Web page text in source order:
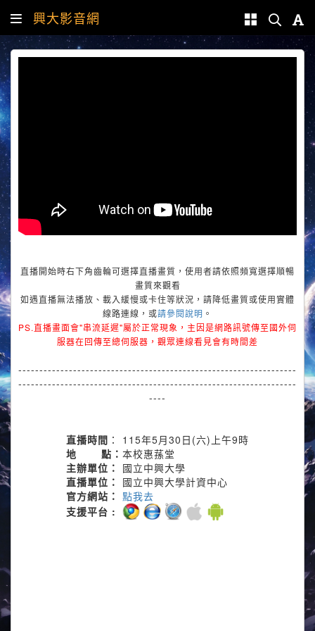
興大影音網
直播開始時右下角齒輪可選擇直播畫質，使用者請依照頻寬選擇順暢
畫質來觀看
如遇直播無法播放、載入緩慢或卡住等狀況，請降低畫質或使用實體
線路連線，或請參閱說明 。
PS.直播畫面會"串流延遲"屬於正常現象，主因是網路訊號傳至國外伺
服器在回傳至總伺服器，觀眾連線看見會有時間差
------------------------------------------------------------------
------------------------------------------------------------------
----
直播時間 ：
115年5月30日(六)上午9時
地 點： 本校惠蓀堂
主辦單位： 國立中興大學
直播單位： 國立中興大學計資中心
官方網站： 點我去
支援平台 :